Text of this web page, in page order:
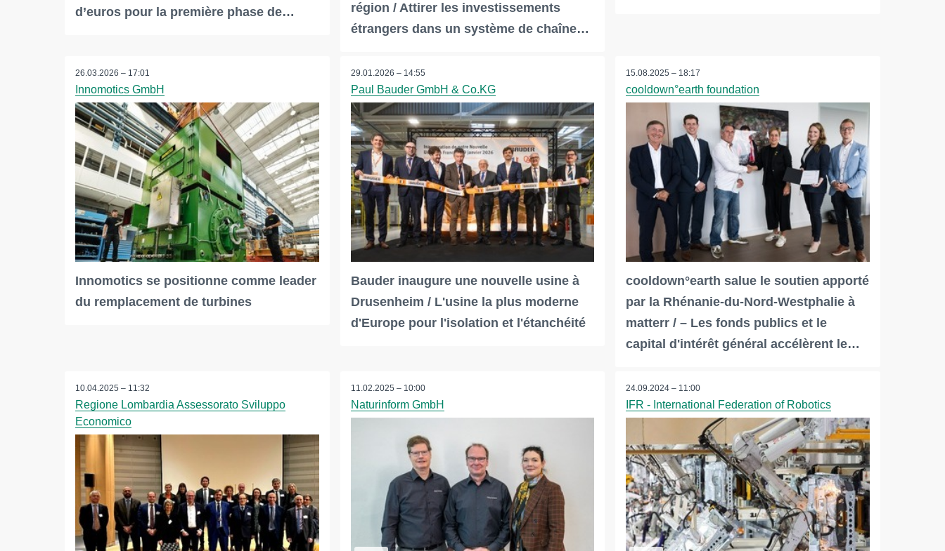
d’euros pour la première phase de…
région / Attirer les investissements
étrangers dans un système de chaîne…
26.03.2026 – 17:01
Innomotics GmbH
Innomotics se positionne comme leader
du remplacement de turbines
29.01.2026 – 14:55
Paul Bauder GmbH & Co.KG
Bauder inaugure une nouvelle usine à
Drusenheim / L'usine la plus moderne
d'Europe pour l'isolation et l'étanchéité
15.08.2025 – 18:17
cooldown°earth foundation
cooldown°earth salue le soutien apporté
par la Rhénanie-du-Nord-Westphalie à
matterr / – Les fonds publics et le
capital d'intérêt général accélèrent le…
10.04.2025 – 11:32
Regione Lombardia Assessorato Sviluppo
Economico
11.02.2025 – 10:00
Naturinform GmbH
24.09.2024 – 11:00
IFR - International Federation of Robotics